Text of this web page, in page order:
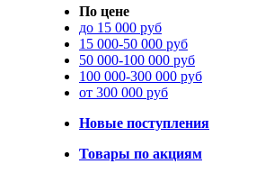
По цене
до 15 000 руб
15 000-50 000 руб
50 000-100 000 руб
100 000-300 000 руб
от 300 000 руб
Новые поступления
Товары по акциям